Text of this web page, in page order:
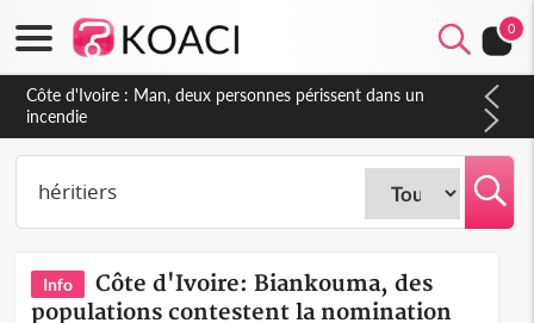
0
Côte d'Ivoire : Man, deux personnes périssent dans un
incendie
Info
Côte d'Ivoire: Biankouma, des
populations contestent la nomination